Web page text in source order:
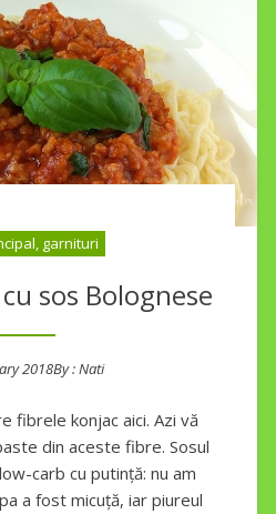
garnituri
sos Bolognese
2018By :Nati
fibrele konjac aici. Azi vă
din aceste fibre. Sosul
carb cu putință: nu am
a fost micuță, iar piureul